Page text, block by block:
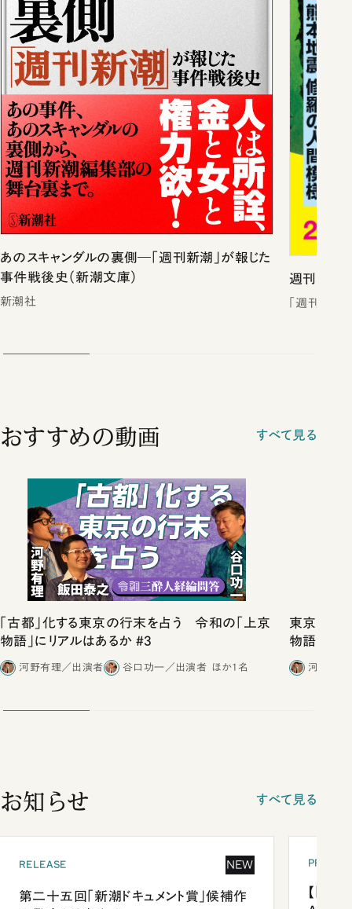
あのスキャンダルの裏側―「週刊新潮」が報じた
事件戦後史（新潮文庫）
新潮社
週刊新潮
「週刊新潮
おすすめの動画 すべて見る
「古都」化する東京の行末を占う 令和の「上京
物語」にリアルはあるか #3
河野有理／出演者 谷口功一／出演者 ほか1名
東京は都
物語」に
河野有
お知らせ すべて見る
RELEASE NEW
第二十五回「新潮ドキュメント賞」候補作
【「新